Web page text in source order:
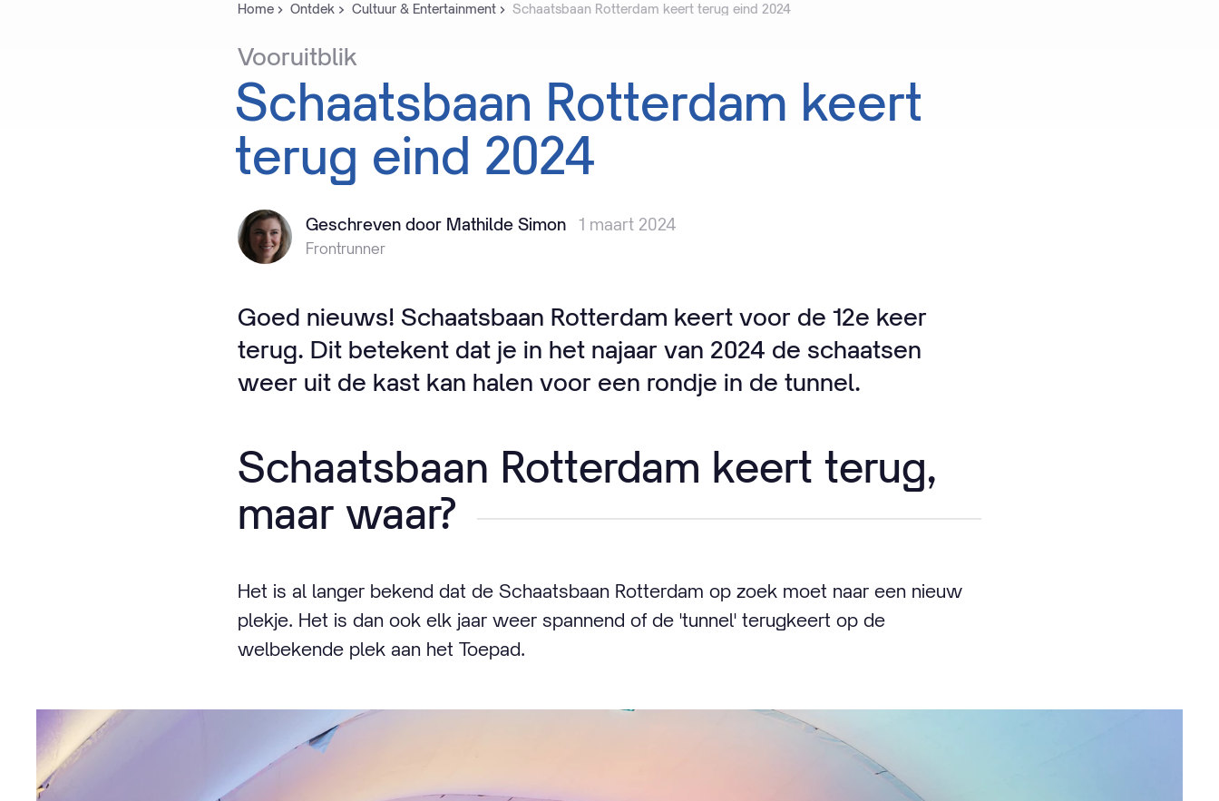
Home Ontdek Cultuur & Entertainment Schaatsbaan Rotterdam keert terug eind 2024
Vooruitblik
Schaatsbaan Rotterdam keert
terug eind 2024
Geschreven door Mathilde Simon 1 maart 2024
Frontrunner
Goed nieuws! Schaatsbaan Rotterdam keert voor de 12e keer
terug. Dit betekent dat je in het najaar van 2024 de schaatsen
weer uit de kast kan halen voor een rondje in de tunnel.
Schaatsbaan Rotterdam keert terug,
maar waar?
Het is al langer bekend dat de Schaatsbaan Rotterdam op zoek moet naar een nieuw
plekje. Het is dan ook elk jaar weer spannend of de 'tunnel' terugkeert op de
welbekende plek aan het Toepad.